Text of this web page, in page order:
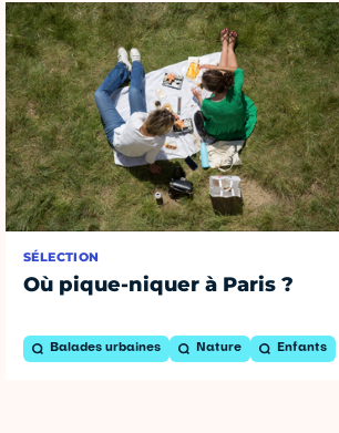
SÉLECTION
Où pique-niquer à Paris ?
Balades urbaines Nature Enfants